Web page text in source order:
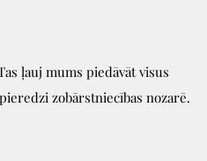
ļauj mums piedāvāt visus
zobārstniecības nozarē.